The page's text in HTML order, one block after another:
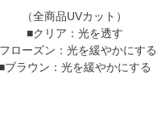
（全商品UVカット）
■クリア：光を透す
ローズン：光を緩やかにする
ブラウン：光を緩やかにする